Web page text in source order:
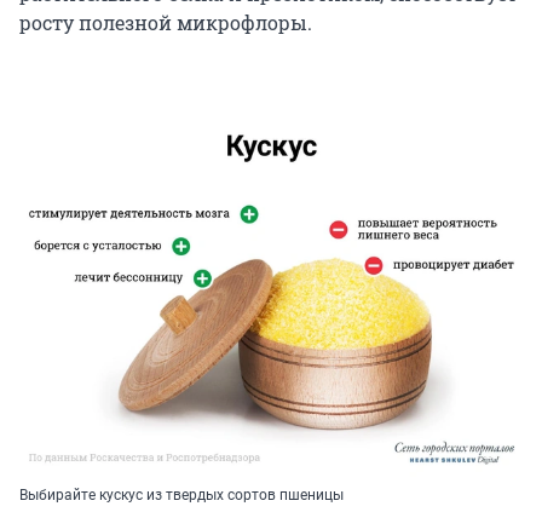
росту полезной микрофлоры.
Выбирайте кускус из твердых сортов пшеницы